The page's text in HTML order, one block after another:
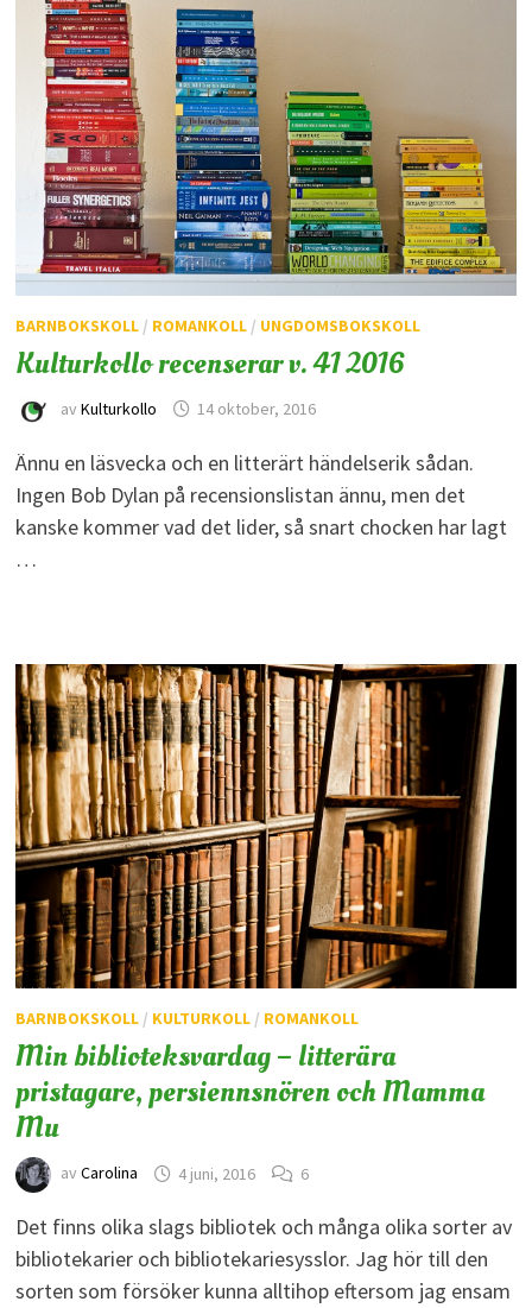
BARNBOKSKOLL/ ROMANKOLL/ UNGDOMSBOKSKOLL
Kulturkollo recenserar v. 41 2016
av Kulturkollo 14 oktober, 2016
Ännu en läsvecka och en litterärt händelserik sådan.
Ingen Bob Dylan på recensionslistan ännu, men det
kanske kommer vad det lider, så snart chocken har lagt
…
BARNBOKSKOLL/ KULTURKOLL/ ROMANKOLL
Min biblioteksvardag – litterära
pristagare, persiennsnören och Mamma
Mu
av Carolina 4 juni, 2016 6
Det finns olika slags bibliotek och många olika sorter av
bibliotekarier och bibliotekariesysslor. Jag hör till den
sorten som försöker kunna alltihop eftersom jag ensam